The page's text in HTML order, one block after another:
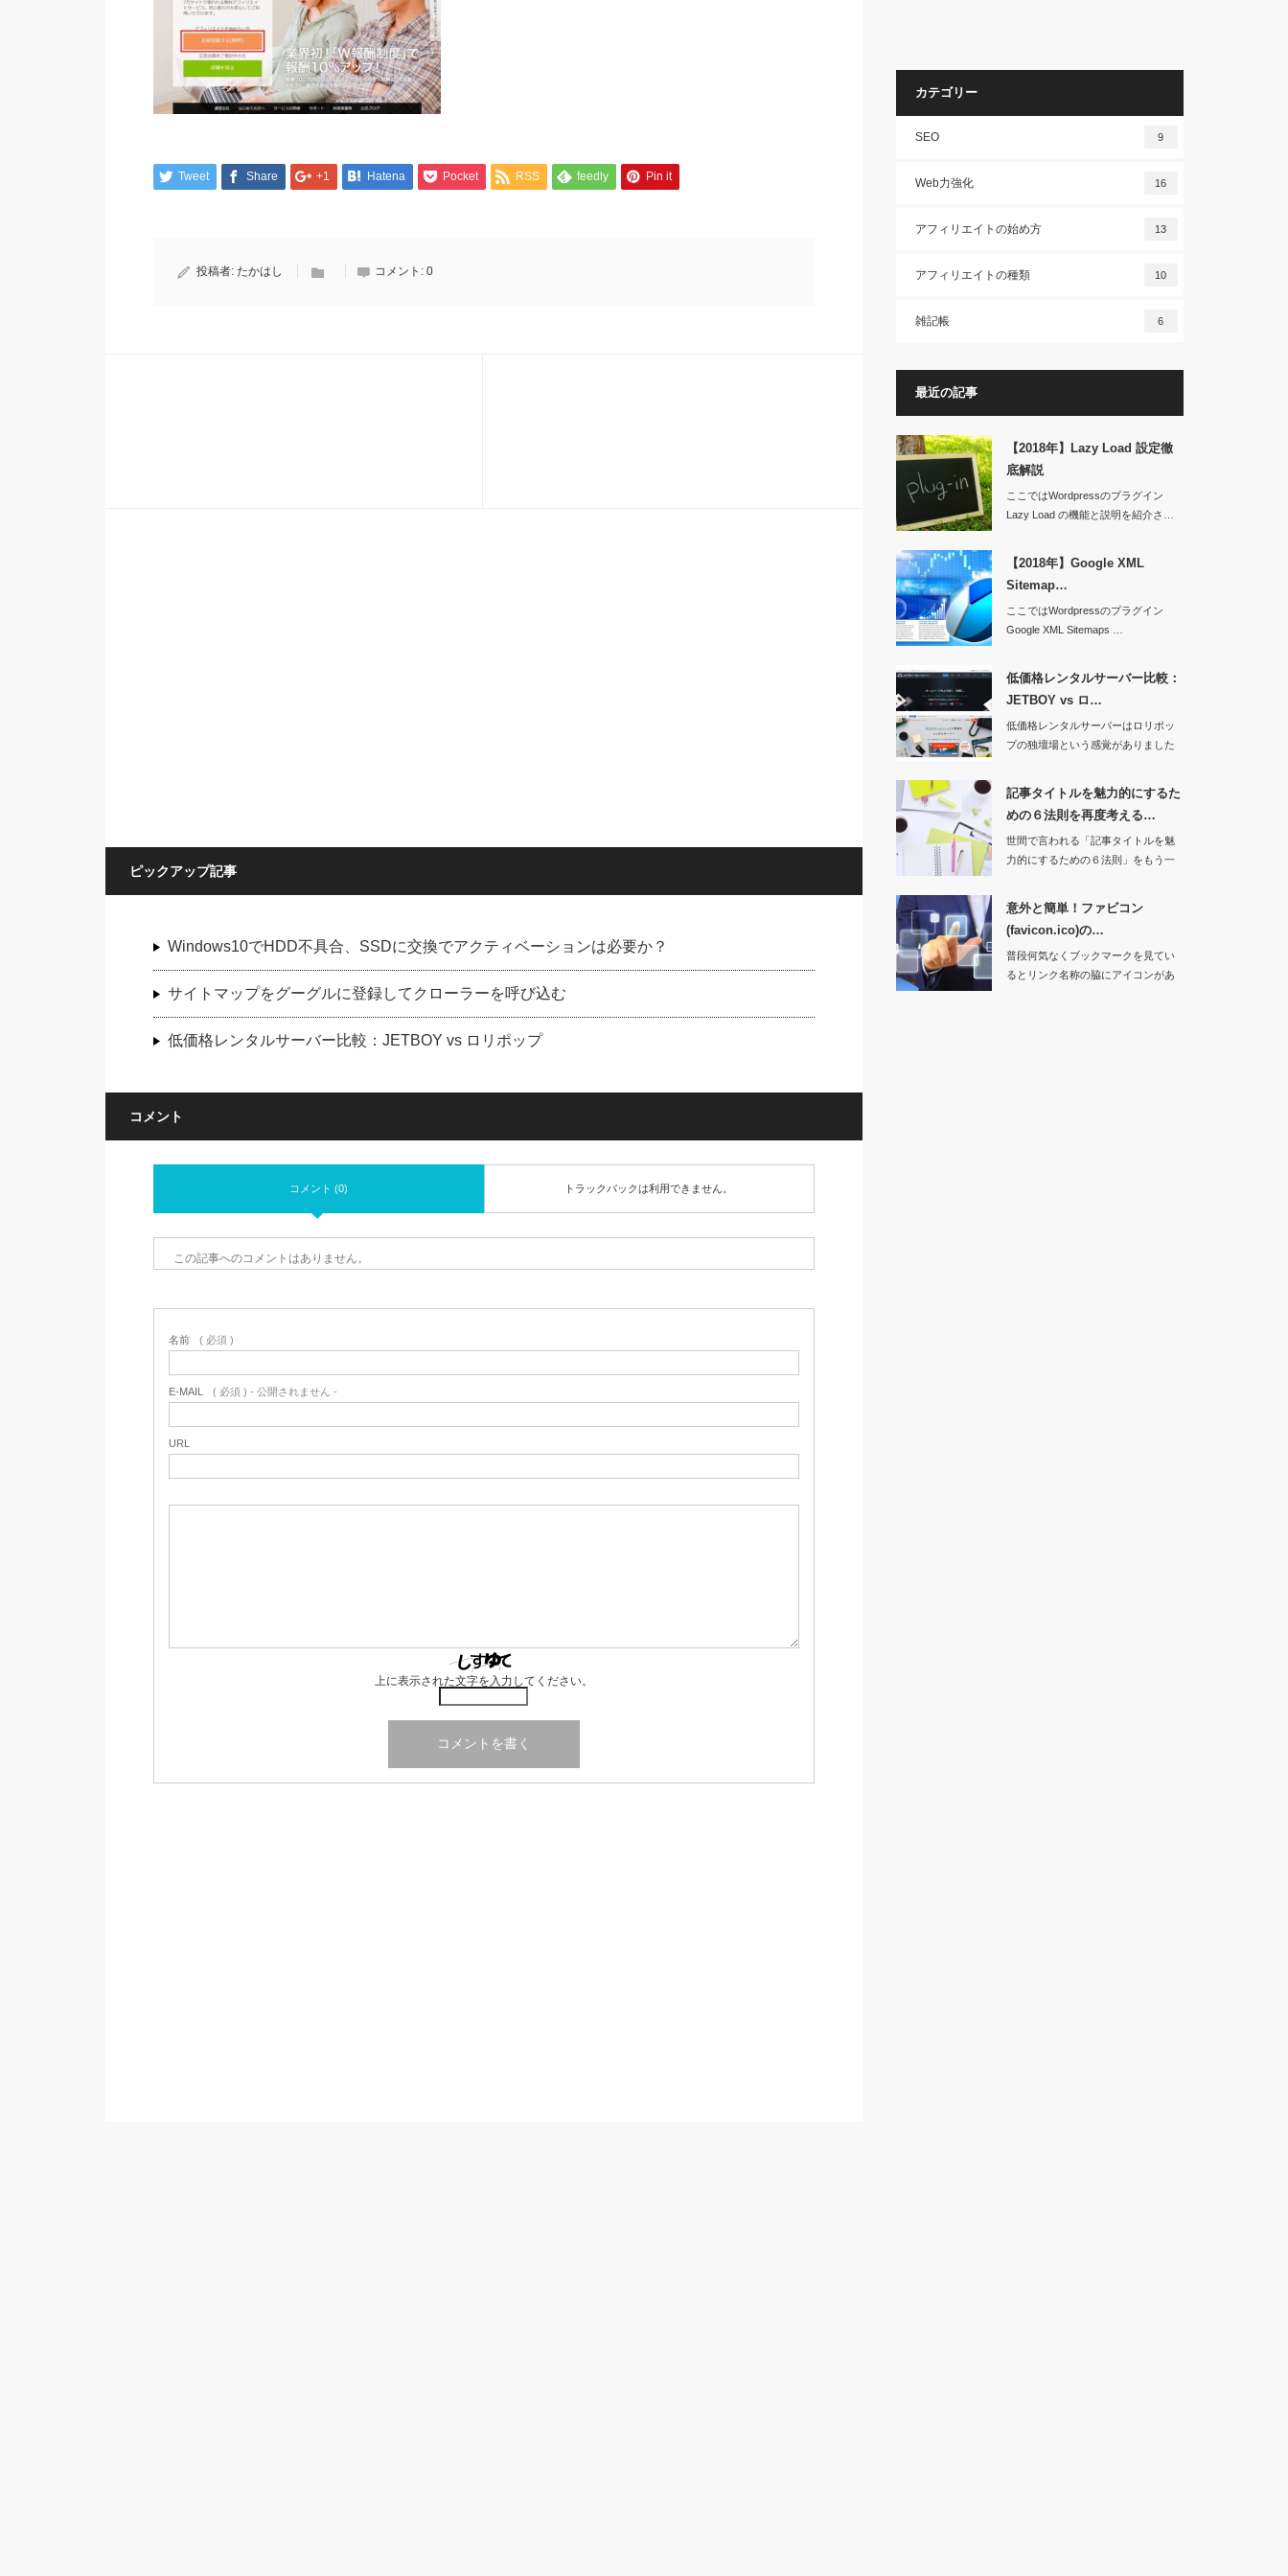
Tweet Share +1 Hatena Pocket RSS feedly Pin it
投稿者: たかはし コメント: 0
ピックアップ記事
Windows10でHDD不具合、SSDに交換でアクティベーションは必要か？
サイトマップをグーグルに登録してクローラーを呼び込む
低価格レンタルサーバー比較：JETBOY vs ロリポップ
コメント
コメント (0) トラックバックは利用できません。
この記事へのコメントはありません。
名前 ( 必須 )
E-MAIL ( 必須 ) - 公開されません -
URL
上に表示された文字を入力してください。
カテゴリー
SEO 9
Web力強化 16
アフィリエイトの始め方 13
アフィリエイトの種類 10
雑記帳 6
最近の記事
【2018年】Lazy Load 設定徹
底解説
ここではWordpressのプラグイン
Lazy Load の機能と説明を紹介さ…
【2018年】Google XML
Sitemap…
ここではWordpressのプラグイン
Google XML Sitemaps …
低価格レンタルサーバー比較：
JETBOY vs ロ…
低価格レンタルサーバーはロリポッ
プの独壇場という感覚がありました
記事タイトルを魅力的にするた
めの６法則を再度考える…
世間で言われる「記事タイトルを魅
力的にするための６法則」をもう一
意外と簡単！ファビコン
(favicon.ico)の…
普段何気なくブックマークを見てい
るとリンク名称の脇にアイコンがあ